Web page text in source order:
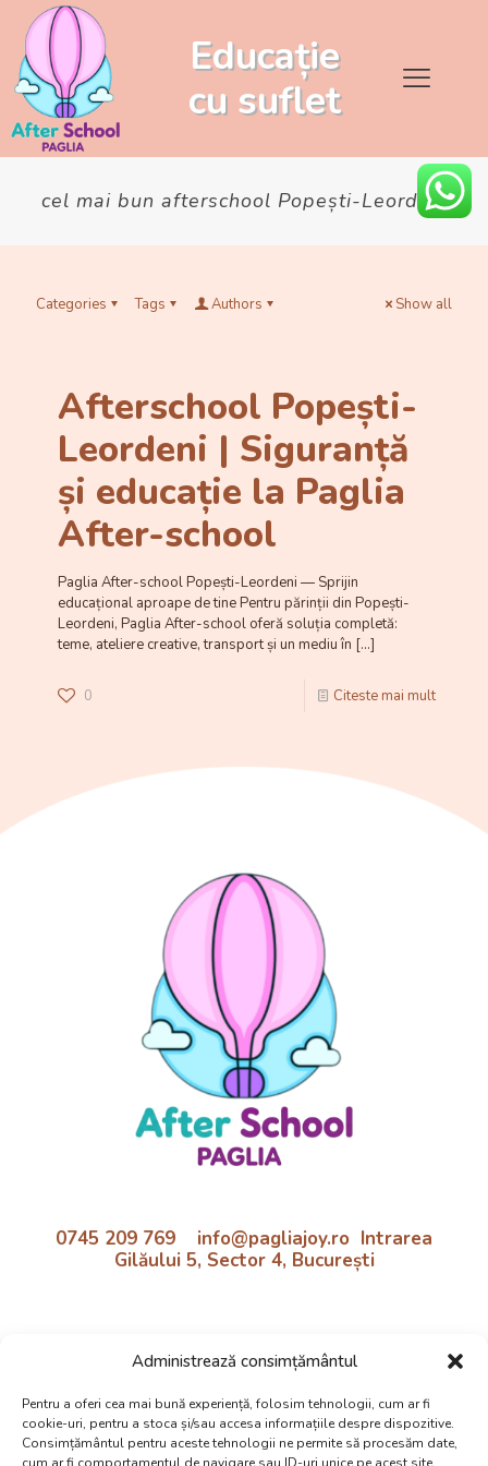
Administrează consimțământul
Pentru a oferi cea mai bună experiență, folosim tehnologii, cum ar fi
cookie-uri, pentru a stoca și/sau accesa informațiile despre dispozitive.
Consimțământul pentru aceste tehnologii ne permite să procesăm date,
Educație
cu suflet
cel mai bun afterschool Popești-Leordeni
Categories Tags Authors Show all
Afterschool Popești-
Leordeni | Siguranță
și educație la Paglia
After-school
Paglia After-school Popești-Leordeni — Sprijin
educațional aproape de tine Pentru părinții din Popești-
Leordeni, Paglia After-school oferă soluția completă:
teme, ateliere creative, transport și un mediu în […]
0 Citeste mai mult
0745 209 769 info@pagliajoy.ro Intrarea
Gilăului 5, Sector 4, București
Luni - Vineri | 11:30 - 18:30
Politica cookie si confidentialtate